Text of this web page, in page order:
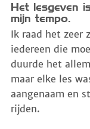
Werkwijze
Acties
Vacature
Het lesgeven
mijn tempo.
Ik raad het zeer
iedereen die
duurde het
maar elke les
aangenaam en
rijden.